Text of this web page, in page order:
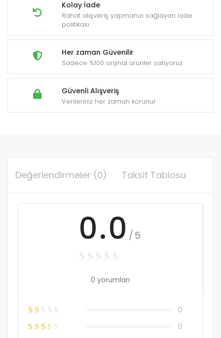
Kolay İade
Rahat alışveriş yapmanızı sağlayan iade
politikası
Her zaman Güvenilir
Sadece %100 orijinal ürünler satıyoruz
Güvenli Alışveriş
Verileriniz her zaman korunur
Değerlendirmeler (0) Taksit Tablosu
0.0 /5
0 yorumları
0
0